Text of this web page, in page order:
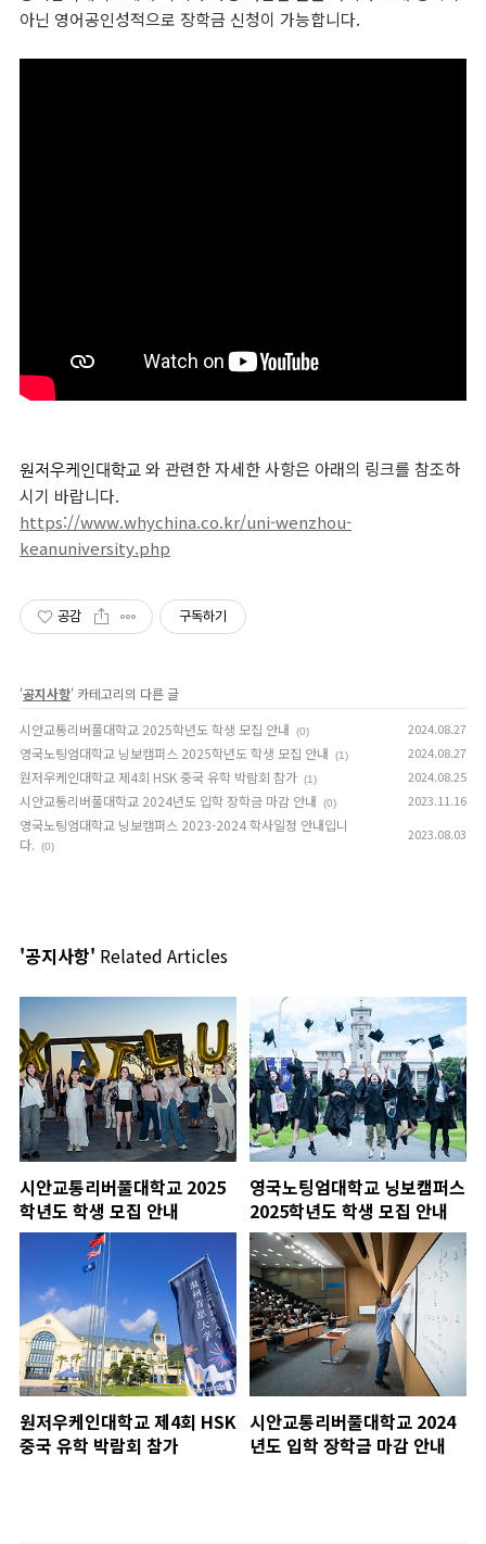
아닌 영어공인성적으로 장학금 신청이 가능합니다.
원저우케인 대학교 와 관련한 자세한 사항은 아래의 링크를 참조하
시기 바랍니다.
https://www.whychina.co.kr/uni-wenzhou-
keanuniversity.php
공감 구독하기
'공지사항' 카테고리의 다른 글
시안교통리버풀대학교 2025학년도 학생 모집 안내
(0) 2024.08.27
영국노팅엄대학교 닝보캠퍼스 2025학년도 학생 모집 안내 (1) 2024.08.27
원저우케인대학교 제4회 HSK 중국 유학 박람회 참가 (1) 2024.08.25
시안교통리버풀대학교 2024년도 입학 장학금 마감 안내 (0) 2023.11.16
영국노팅엄대학교 닝보캠퍼스 2023-2024 학사일정 안내입니
다.
(0)
2023.08.03
'공지사항' Related Articles
시안교통리버풀대학교 2025
학년도 학생 모집 안내
영국노팅엄대학교 닝보캠퍼스
2025학년도 학생 모집 안내
원저우케인대학교 제4회 HSK
중국 유학 박람회 참가
시안교통리버풀대학교 2024
년도 입학 장학금 마감 안내